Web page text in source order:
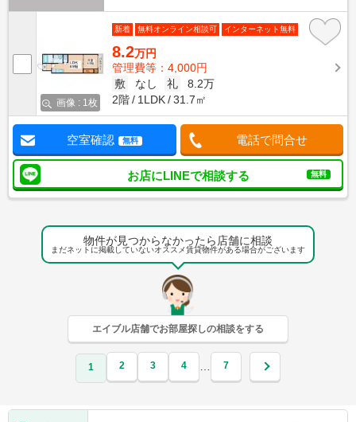
画像 : 1枚
新着 無料オンライン相談可 インターネット無料
8.2万円
管理費等：4,000円
敷
なし 礼
8.2万
2階
1LDK 31.7㎡
空室確認 無料 電話で問合せ
お店にLINEで相談する 無料
物件が見つからなかったら店舗に相談
まだネットに掲載していないオススメ賃貸物件がある場合がございます
エイブル店舗でお部屋探しの相談をする
1 2 3 4 … 7